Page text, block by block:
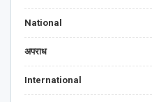
National
अपराध
International